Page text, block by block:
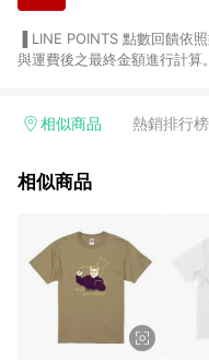
與運費後之最終金額進行計算。 ▐ 注意事項 (1) 部分服務及店
Smart mobile、神腦生活、
台灣樂天市場，並在同一瀏覽
使用APP、或中途瀏覽比價
由網頁版(電腦版/手機版網頁
無法進行 LINE POINTS 回饋。 (5) LINE 購物為購物資訊整合性
位、贈品與台灣樂天市場銷
(6) 導購訂單已逾 365 天，根
相似商品 熱銷排行榜
相似商品